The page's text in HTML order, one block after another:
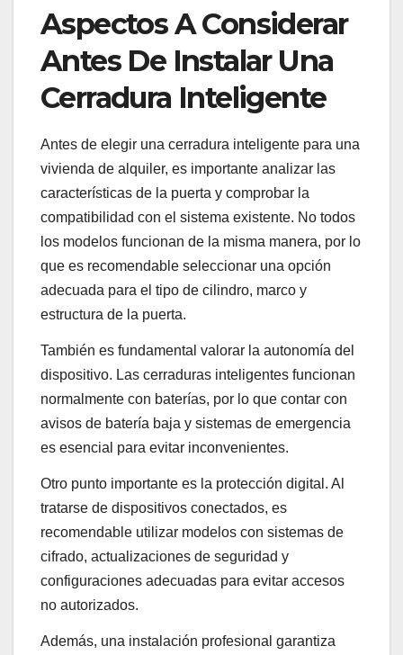
Aspectos A Considerar
Antes De Instalar Una
Cerradura Inteligente
Antes de elegir una cerradura inteligente para una
vivienda de alquiler, es importante analizar las
características de la puerta y comprobar la
compatibilidad con el sistema existente. No todos
los modelos funcionan de la misma manera, por lo
que es recomendable seleccionar una opción
adecuada para el tipo de cilindro, marco y
estructura de la puerta.
También es fundamental valorar la autonomía del
dispositivo. Las cerraduras inteligentes funcionan
normalmente con baterías, por lo que contar con
avisos de batería baja y sistemas de emergencia
es esencial para evitar inconvenientes.
Otro punto importante es la protección digital. Al
tratarse de dispositivos conectados, es
recomendable utilizar modelos con sistemas de
cifrado, actualizaciones de seguridad y
configuraciones adecuadas para evitar accesos
no autorizados.
Además, una instalación profesional garantiza